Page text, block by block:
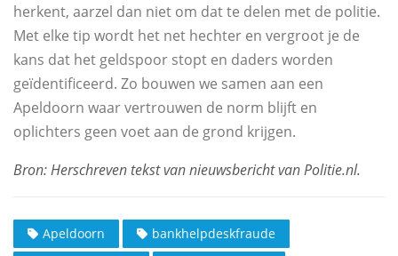
herkent, aarzel dan niet om dat te delen met de politie.
Met elke tip wordt het net hechter en vergroot je de
kans dat het geldspoor stopt en daders worden
geïdentificeerd. Zo bouwen we samen aan een
Apeldoorn waar vertrouwen de norm blijft en
oplichters geen voet aan de grond krijgen.
Apeldoorn
bankhelpdeskfraude